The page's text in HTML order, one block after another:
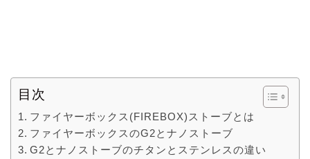
目次
ファイヤーボックス(FIREBOX)ストーブとは
ファイヤーボックスのG2とナノストーブ
G2とナノストーブのチタンとステンレスの違い